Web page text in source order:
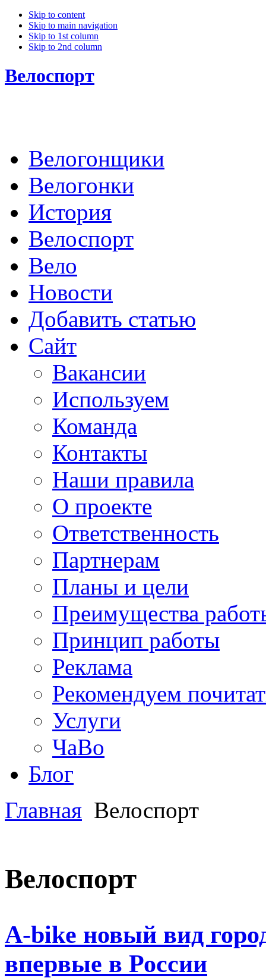
Skip to content
Skip to main navigation
Skip to 1st column
Skip to 2nd column
Велоспорт
Велогонщики
Велогонки
История
Велоспорт
Вело
Новости
Добавить статью
Сайт
Вакансии
Используем
Команда
Контакты
Наши правила
О проекте
Ответственность
Партнерам
Планы и цели
Преимущества
Принцип работы
Реклама
Рекомендуем
Услуги
ЧаВо
Блог
Главная Велоспорт
Велоспорт
A-bike новый вид
впервые в России